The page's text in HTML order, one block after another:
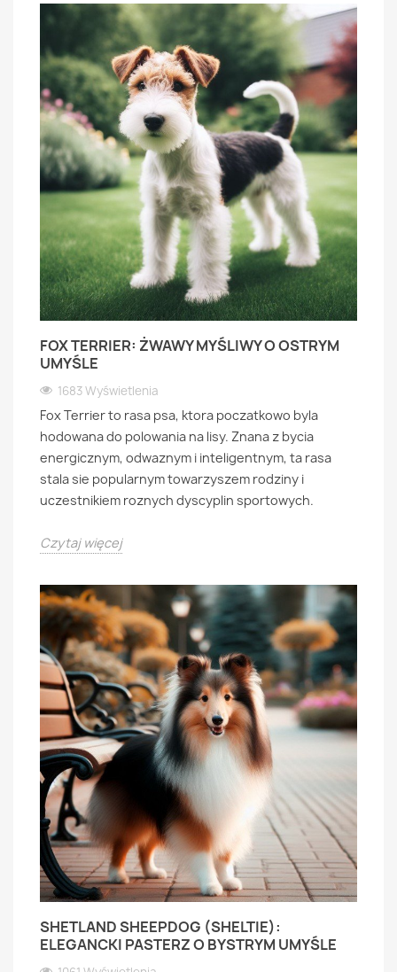
FOX TERRIER: ŻWAWY MYŚLIWY O OSTRYM
UMYŚLE
1683 Wyświetlenia
Fox Terrier to rasa psa, ktora poczatkowo byla
hodowana do polowania na lisy. Znana z bycia
energicznym, odwaznym i inteligentnym, ta rasa
stala sie popularnym towarzyszem rodziny i
uczestnikiem roznych dyscyplin sportowych.
Czytaj więcej
SHETLAND SHEEPDOG (SHELTIE):
ELEGANCKI PASTERZ O BYSTRYM UMYŚLE